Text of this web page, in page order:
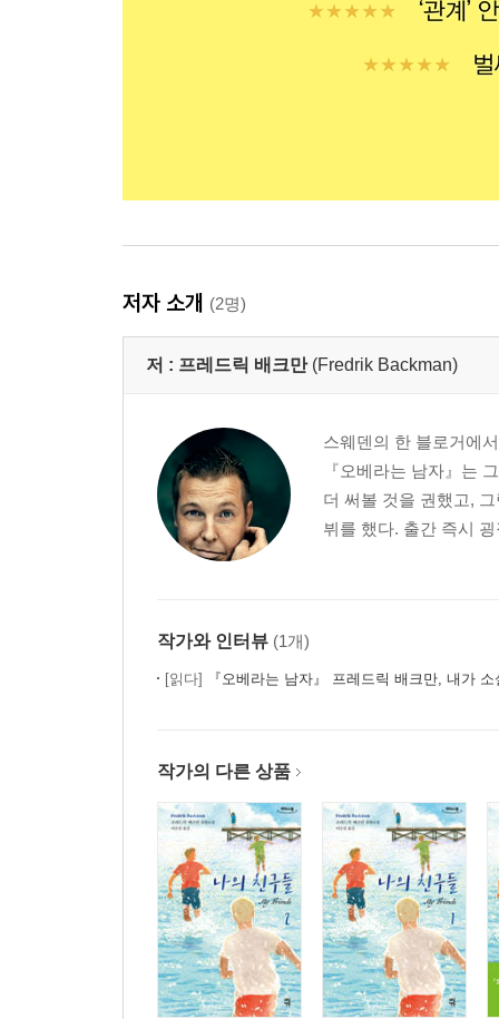
저자 소개 (2명)
저 : 프레드릭 배크만 (Fredrik Backman)
스웨덴의 한 블로거에
『오베라는 남자』는
더 써볼 것을 권했고,
뷔를 했다. 출간 즉시
작가와 인터뷰 (1개)
[읽다] 『오베라는 남자』 프레드릭 배크만, 내가
작가의 다른 상품